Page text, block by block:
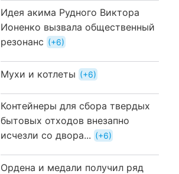
Идея акима Рудного Виктора
Ионенко вызвала общественный
резонанс
+6
Мухи и котлеты +6
Контейнеры для сбора твердых
бытовых отходов внезапно
исчезли со двора...
+6
Ордена и медали получил ряд